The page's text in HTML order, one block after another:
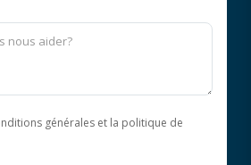
générales et la politique de